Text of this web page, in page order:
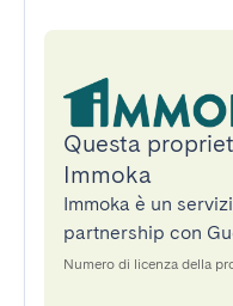
Questa
Immoka
Immoka è un
partnership con
Numero di licenza della